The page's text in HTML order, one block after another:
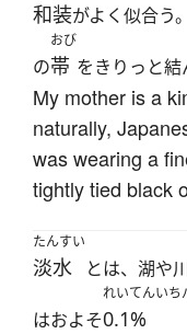
和装がよく似合う。
の
おび
帯 をきりっと結
My mother is a
naturally,
was wearing a
tightly tied black
たんすい
淡水 とは、湖や
はおよそ
れいてんいち
0.1%